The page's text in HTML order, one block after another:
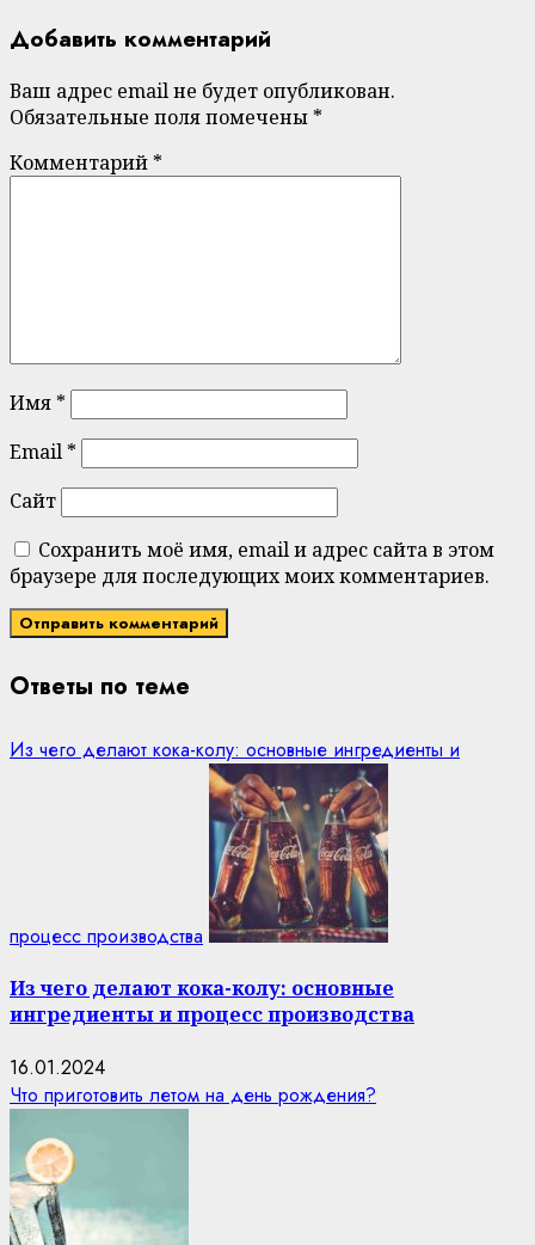
Добавить комментарий
Ваш адрес email не будет опубликован.
Обязательные поля помечены *
Комментарий *
Имя *
Email *
Сайт
Сохранить моё имя, email и адрес сайта в этом
браузере для последующих моих комментариев.
Ответы по теме
Из чего делают кока-колу: основные ингредиенты и
процесс производства
Из чего делают кока-колу: основные
ингредиенты и процесс производства
16.01.2024
Что приготовить летом на день рождения?